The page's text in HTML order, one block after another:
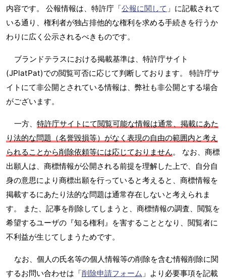
内容です。 公報情報は、特許庁「公報に関して 」に記載されて
いる通り、権利者が独占排他的な権利を求める手続きを行うか
わりに広く公示されるべきものです。
ブランドテラスにおける掲載基準は、特許庁サイト
(JPlatPat)での閲覧可否に応じて判断しております。 特許庁サ
イトにて非公開とされている情報は、弊社も非公開とする場合
がございます。
一方、 特許庁サイトにて閲覧可能な情報は通常、掲載にあた
り法的な問題（名誉毀損等）がなく表現の自由の範囲内と考え
られることから削除依頼等には応じておりません。 なお、商標
出願人は、商標情報が公開される前提を理解した上で、自分自
身の意思により商標出願を行っていると考えると、商標情報を
掲載するにあたり法的な問題は通常存在しないと考えられま
す。 また、記事を削除してしまうと、商標情報の調査、閲覧を
希望するユーザの『知る権利』を害することとなり、閲覧者に
不利益が生じてしまうためです。
なお、個人の氏名等の個人情報等の削除を含む情報削除に関
するお問い合わせは「削除申請フォーム 」より必要事項を記載